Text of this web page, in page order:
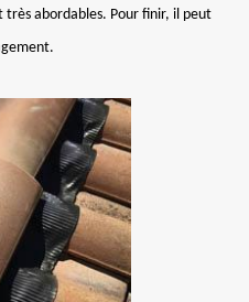
très abordables. Pour finir, il peut